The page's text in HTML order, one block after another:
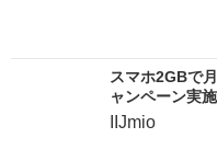
スマホ2GBで
ャンペーン実施
IIJmio